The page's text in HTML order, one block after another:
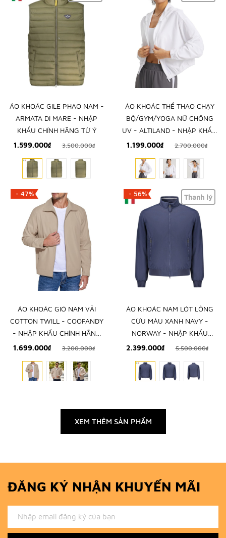
ÁO KHOÁC GILE PHAO NAM -
ARMATA DI MARE - NHẬP
KHẨU CHÍNH HÃNG TỪ Ý
1.599.000₫
3.500.000₫
ÁO KHOÁC THỂ THAO CHẠY
BỘ/GYM/YOGA NỮ CHỐNG
UV - ALTILAND - NHẬP KHẨU
TRỰC TIẾP TỪ MỸ
1.199.000₫ 2.700.000₫
- 47%
ÁO KHOÁC GIÓ NAM VẢI
COTTON TWILL - COOFANDY
- NHẬP KHẨU CHÍNH HÃNG
TỪ MỸ
1.699.000₫ 3.200.000₫
- 56% Thanh lý
ÁO KHOÁC NAM LÓT LÔNG
CỪU MÀU XANH NAVY -
NORWAY - NHẬP KHẨU
CHÍNH HÃNG TỪ Ý
2.399.000₫ 5.500.000₫
XEM THÊM SẢN PHẨM
ĐĂNG KÝ NHẬN KHUYẾN MÃI